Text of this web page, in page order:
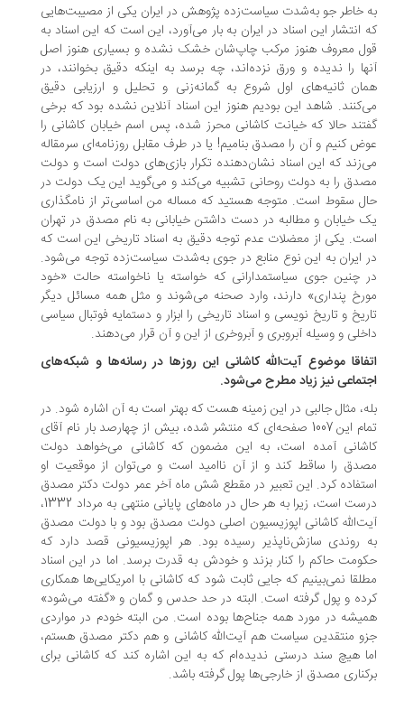
خاطر جو به‌شدت سیاست‌زده پژوهش در ایران یکی از مصیبت‌هایی
انتشار این اسناد در ایران به بار می‌آورد، این است که این اسناد به
معروف هنوز مرکب چاپ‌شان خشک نشده و بسیاری هنوز اصل
را ندیده و ورق نزده‌اند، چه برسد به اینکه دقیق بخوانند، در
ثانیه‌های اول شروع به گمانه‌زنی و تحلیل و ارزیابی دقیق
شاهد این بودیم هنوز این اسناد آنلاین نشده بود که برخی
حالا که خیانت کاشانی محرز شده، پس اسم خیابان کاشانی را
کنیم و آن را مصدق بنامیم! یا در طرف مقابل روزنامه‌ای سرمقاله
که این اسناد نشان‌دهنده تکرار بازی‌های دولت است و دولت
را به دولت روحانی تشبیه می‌کند و می‌گوید این یک دولت در
سقوط است. متوجه هستید که مساله من اساسی‌تر از نامگذاری
خیابان و مطالبه در دست داشتن خیابانی به نام مصدق در تهران
یکی از معضلات عدم توجه دقیق به اسناد تاریخی این است که
ایران به این نوع منابع در جوی به‌شدت سیاست‌زده توجه می‌شود.
چنین جوی سیاستمدارانی که خواسته یا ناخواسته حالت «خود
پنداری» دارند، وارد صحنه می‌شوند و مثل همه مسائل دیگر
و تاریخ نویسی و اسناد تاریخی را ابزار و دستمایه فوتبال سیاسی
و وسیله آبروبری و آبروخری از این و آن قرار می‌دهند.
موضوع آیت‌الله کاشانی این روزها در رسانه‌ها و شبکه‌های
نیز زیاد مطرح می‌شود.
مثال جالبی در این زمینه هست که بهتر است به آن اشاره شود. در
تمام این 1007 صفحه‌ای که منتشر شده، بیش از چهارصد بار نام آقای
آمده است، به این مضمون که کاشانی می‌خواهد دولت
را ساقط کند و از آن ناامید است و می‌توان از موقعیت او
کرد. این تعبیر در مقطع شش ماه آخر عمر دولت دکتر مصدق
درست است، زیرا به هر حال در ماه‌های پایانی منتهی به مرداد 1332،
کاشانی اپوزیسیون اصلی دولت مصدق بود و با دولت مصدق
روندی سازش‌ناپذیر رسیده بود. هر اپوزیسیونی قصد دارد که
حاکم را کنار بزند و خودش به قدرت برسد. اما در این اسناد
نمی‌بینیم که جایی ثابت شود که کاشانی با امریکایی‌ها همکاری
و پول گرفته است. البته در حد حدس و گمان و «گفته می‌شود»
در مورد همه جناح‌ها بوده است. من البته خودم در مواردی
منتقدین سیاست هم آیت‌الله کاشانی و هم دکتر مصدق هستم،
هیچ سند درستی ندیده‌ام که به این اشاره کند که کاشانی برای
مصدق از خارجی‌ها پول گرفته باشد.